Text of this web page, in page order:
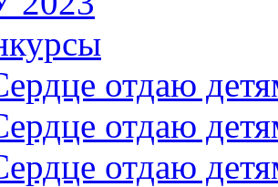
отдаю
отдаю
отдаю